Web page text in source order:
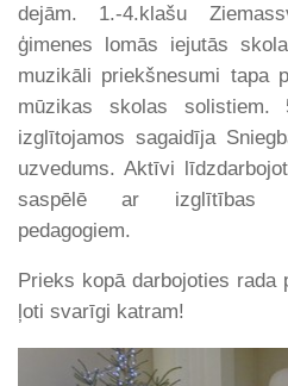
dejām. 1.-4.klašu
ģimenes lomās iejutās
muzikāli priekšnesumi tapa
mūzikas skolas solistiem.
izglītojamos sagaidīja
uzvedums. Aktīvi
saspēlē ar izglītības
pedagogiem.
Prieks kopā darbojoties
ļoti svarīgi katram!